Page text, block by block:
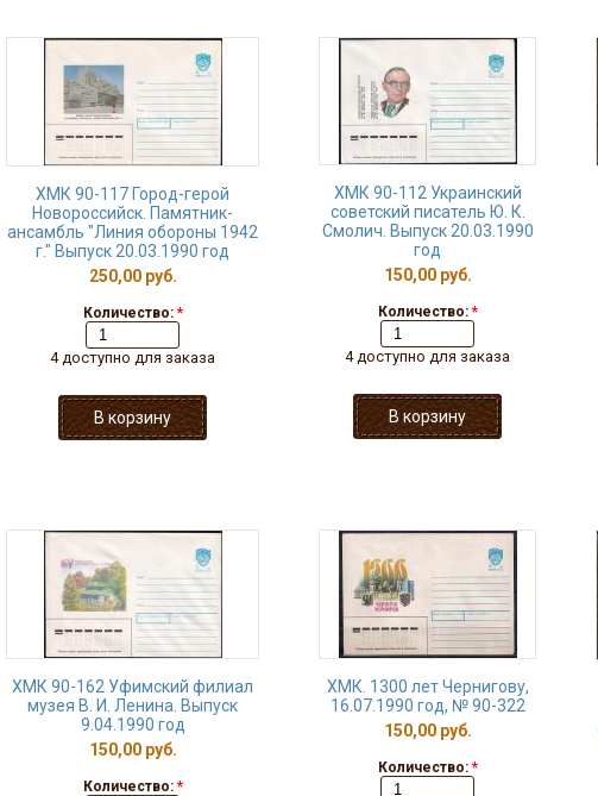
ХМК 90-117 Город-герой
Новороссийск. Памятник-
ансамбль "Линия обороны 1942
г." Выпуск 20.03.1990 год
250,00 руб.
Количество: *
4 доступно для заказа
ХМК 90-112 Украинский
советский писатель Ю. К.
Смолич. Выпуск 20.03.1990
год
150,00 руб.
Количество: *
4 доступно для заказа
ХМК 90-162 Уфимский филиал
музея В. И. Ленина. Выпуск
9.04.1990 год
150,00 руб.
Количество: *
ХМК. 1300 лет Чернигову,
16.07.1990 год, № 90-322
150,00 руб.
Количество: *